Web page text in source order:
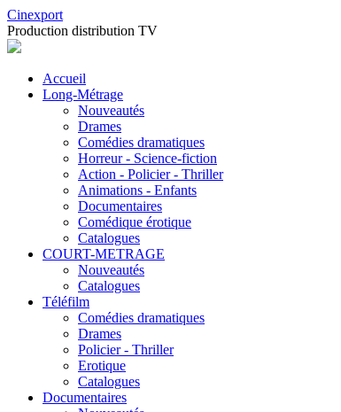
Cinexport
Production distribution TV
Accueil
Long-Métrage
Nouveautés
Drames
Comédies dramatiques
Horreur - Science-fiction
Action - Policier - Thriller
Animations - Enfants
Documentaires
Comédique érotique
Catalogues
COURT-METRAGE
Nouveautés
Catalogues
Téléfilm
Comédies dramatiques
Drames
Policier - Thriller
Erotique
Catalogues
Documentaires